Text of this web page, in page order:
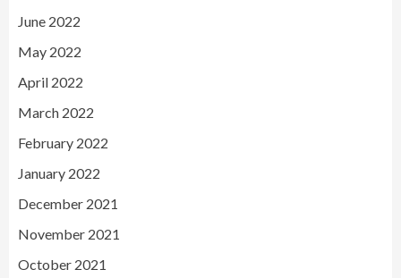
June 2022
May 2022
April 2022
March 2022
February 2022
January 2022
December 2021
November 2021
October 2021